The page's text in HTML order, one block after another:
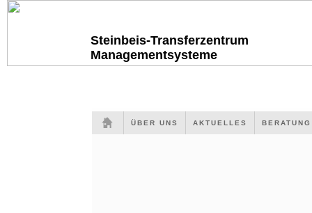
Steinbeis-Transferzentrum
Managementsysteme
ÜBER UNS AKTUELLES